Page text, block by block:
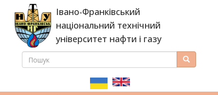
основного
вмісту
Івано-Франківський
національний технічний
університет нафти і газу
ПОШУКОВА
ПОШУК Пошук